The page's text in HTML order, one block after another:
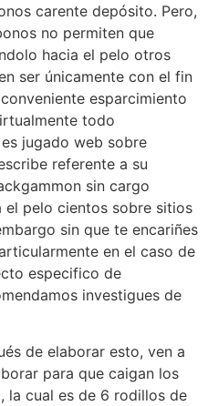
carente depósito. Pero,
no permiten que
hacia el pelo otros
ser únicamente con el fin
esparcimiento
todo
jugado web sobre
referente a su
sin cargo
el pelo cientos sobre sitios
sin que te encariñes
en el caso de
especifico de
investigues de
de elaborar esto, ven a
para que caigan los
la cual es de 6 rodillos de